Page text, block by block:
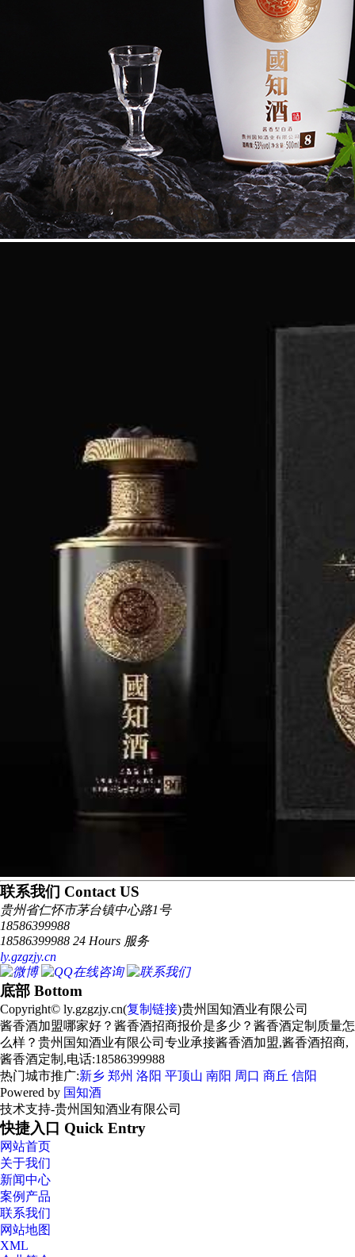
联系我们 Contact US
贵州省仁怀市茅台镇中心路1号
18586399988
18586399988 24 Hours 服务
ly.gzgzjy.cn
底部 Bottom
Copyright© ly.gzgzjy.cn(复制链接)贵州国知酒业有限公司
酱香酒加盟哪家好？酱香酒招商报价是多少？酱香酒定制质量怎
么样？贵州国知酒业有限公司专业承接酱香酒加盟,酱香酒招商,
酱香酒定制,电话:18586399988
热门城市推广:新乡 郑州 洛阳 平顶山 南阳 周口 商丘 信阳
Powered by 国知酒
技术支持-贵州国知酒业有限公司
快捷入口 Quick Entry
网站首页
关于我们
新闻中心
案例产品
联系我们
网站地图
XML